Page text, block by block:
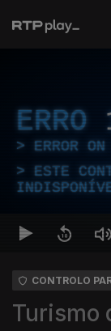
ERRO
ERROR
ESTE
CONTROLO
Turismo